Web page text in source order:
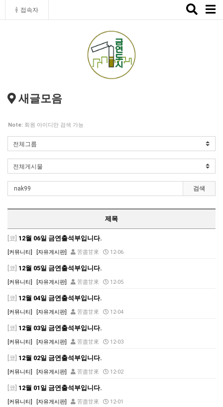
접속자
Toggle
새글모음
Note: 회원 아이디만 검색 가능
검색
제목
[코] 12월 06일 금연출석부입니다.
[커뮤니티] [자유게시판] 苦盡甘來 12-06
[코] 12월 05일 금연출석부입니다.
[커뮤니티] [자유게시판] 苦盡甘來 12-05
[코] 12월 04일 금연출석부입니다.
[커뮤니티] [자유게시판] 苦盡甘來 12-04
[코] 12월 03일 금연출석부입니다.
[커뮤니티] [자유게시판] 苦盡甘來 12-03
[코] 12월 02일 금연출석부입니다.
[커뮤니티] [자유게시판] 苦盡甘來 12-02
[코] 12월 01일 금연출석부입니다.
[커뮤니티] [자유게시판] 苦盡甘來 12-01